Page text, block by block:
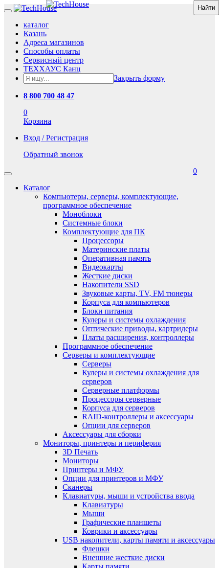
каталог
Казань
Адреса магазинов
Способы оплаты
Сервисный центр
ТЕХХАУС Канц
Закрыть форму
8 800 700 48 47
0
Корзина
Вход / Регистрация
Обратный звонок
0
Каталог
Компьютеры, серверы, комплектующие,
программное обеспечение
Моноблоки
Системные блоки
Комплектующие для ПК
Процессоры
Материнские платы
Оперативная память
Видеокарты
Жесткие диски
Накопители SSD
Звуковые карты, TV, FM тюнеры
Корпуса для компьютеров
Блоки питания
Кулеры и системы охлаждения
Оптические приводы, картридеры
Платы расширения, контроллеры
Программное обеспечение
Серверы и комплектующие
Серверы
Кулеры и системы охлаждения для
серверов
Серверные платформы
Процессоры серверные
Корпуса для серверов
RAID-контроллеры и аксессуары
Опции для серверов
Аксессуары для сборки
Мониторы, принтеры и периферия
3D Печать
Мониторы
Принтеры и МФУ
Опции для принтеров и МФУ
Сканеры
Клавиатуры, мыши и устройства ввода
Клавиатуры
Мыши
Графические планшеты
Коврики и аксессуары
USB накопители, карты памяти и аксессуары
Флешки
Внешние жесткие диски
Карты памяти